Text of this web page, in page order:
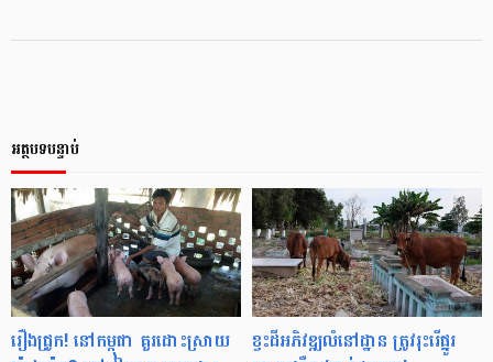
អត្ថបទបន្ទាប់
រឿងជ្រូក! នៅ​កម្ពុជា គួរដោះស្រាយ​
ខ្វះដី​អភិវឌ្ឍ​លំនៅដ្ឋាន ត្រូវ​រុះរើ​ផ្នូរ​